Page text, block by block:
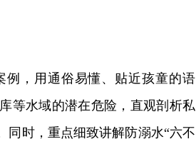
，用通俗易懂、贴近孩童的语
等水域的潜在危险，直观剖析私
同时，重点细致讲解防溺水“六不